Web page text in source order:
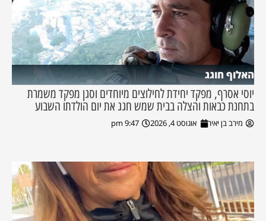
האלוף חוגג
יוסי אסרף, מפקד יחידת לחילוצים מיוחדים וסגן מפקד משמרת
בתחנת כבאות והצלה בבית שמש חגג את יום הולדתו השבוע
מירב בן יאיר אוגוסט 4, 2026 9:47 pm